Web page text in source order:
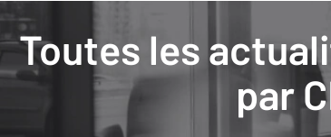
Toutes les actualités immobilières de FONTAINEBLEAU
par
La Fête de la Musique à
La Fête de la Musique est un
la musique sous toutes ses